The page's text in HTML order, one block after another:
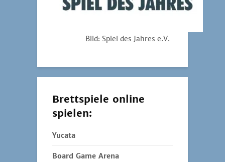
Bild: Spiel des Jahres e.V.
Brettspiele online
spielen:
Yucata
Board Game Arena